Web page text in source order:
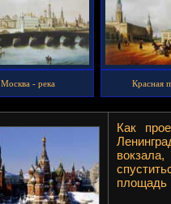
Москва - река Красная
Как
площадь